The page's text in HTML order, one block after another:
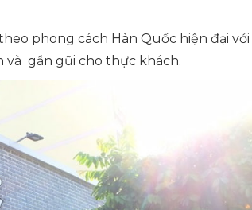
phong cách Hàn Quốc hiện đại với
và gần gũi cho thực khách.